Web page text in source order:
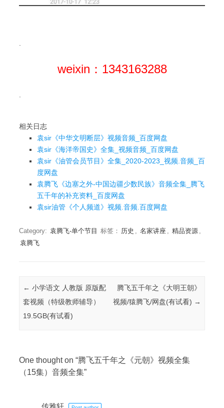
.
weixin：1343163288
.
相关日志
袁sir《中华文明断层》视频音频_百度网盘
袁sir《海洋帝国史》全集_视频音频_百度网盘
袁sir《油管会员节目》全集_2020-2023_视频.音频_百
度网盘
袁腾飞《边塞之外-中国边疆少数民族》音频全集_腾飞
五千年的补充资料_百度网盘
袁sir油管《个人频道》视频.音频.百度网盘
Category: 袁腾飞-单个节目 标签： 历史 , 名家讲座 , 精品资源 ,
袁腾飞
Post navigation
← 小学语文 人教版 原版配
套视频（特级教师辅导）
19.5GB(有试看)
腾飞五千年之《大明王朝》
视频/猿腾飞/网盘(有试看) →
One thought on “腾飞五千年之《元朝》视频全集
（15集）音频全集”